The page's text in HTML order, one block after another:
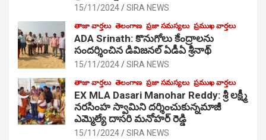
15/11/2024 SIRA NEWS
తాజా వార్తలు తెలంగాణ ప్రజా సమస్యలు ప్రముఖ వార్తలు
ADA Srinath: కొనుగోలు కేంద్రాల‌ను
సంద‌ర్శించిన డివిజనల్ ఏడీఏ శ్రీనాథ్
15/11/2024 SIRA NEWS
తాజా వార్తలు తెలంగాణ ప్రజా సమస్యలు ప్రముఖ వార్తలు
EX MLA Dasari Manohar Reddy: శ్రీ లక్ష్మీ
నరసింహ స్వామిని దర్శించుకున్నమాజీ
ఎమ్మెల్యే దాసరి మనోహర్ రెడ్డి
15/11/2024 SIRA NEWS